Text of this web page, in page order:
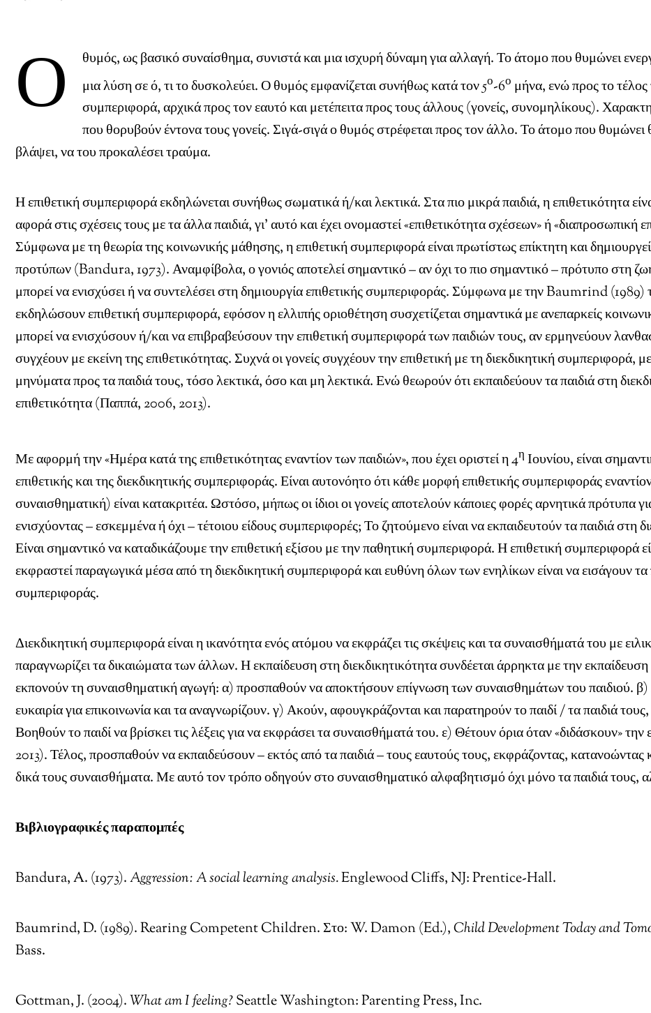
Ο
θυμός, ως βασικό συναίσθημα, συνιστά και μια ισχυρή δύναμη για αλλαγή. Το άτομο που θυμώνει
μια λύση σε ό, τι το δυσκολεύει. Ο θυμός εμφανίζεται συνήθως κατά τον 5ο-6ο μήνα, ενώ προς το τέλος
συμπεριφορά, αρχικά προς τον εαυτό και μετέπειτα προς τους άλλους (γονείς, συνομηλίκους).
που θορυβούν έντονα τους γονείς. Σιγά-σιγά ο θυμός στρέφεται προς τον άλλο. Το άτομο που θυμώνει
βλάψει, να του προκαλέσει τραύμα.
Η επιθετική συμπεριφορά εκδηλώνεται συνήθως σωματικά ή/και λεκτικά. Στα πιο μικρά παιδιά, η επιθετικότητα
αφορά στις σχέσεις τους με τα άλλα παιδιά, γι’ αυτό και έχει ονομαστεί «επιθετικότητα σχέσεων» ή
Σύμφωνα με τη θεωρία της κοινωνικής μάθησης, η επιθετική συμπεριφορά είναι πρωτίστως επίκτητη και
προτύπων (Bandura, 1973). Αναμφίβολα, ο γονιός αποτελεί σημαντικό – αν όχι το πιο σημαντικό – πρότυπο στη
μπορεί να ενισχύσει ή να συντελέσει στη δημιουργία επιθετικής συμπεριφοράς. Σύμφωνα με την Baumrind (1989)
εκδηλώσουν επιθετική συμπεριφορά, εφόσον η ελλιπής οριοθέτηση συσχετίζεται σημαντικά με ανεπαρκείς
μπορεί να ενισχύσουν ή/και να επιβραβεύσουν την επιθετική συμπεριφορά των παιδιών τους, αν ερμηνεύουν
συγχέουν με εκείνη της επιθετικότητας. Συχνά οι γονείς συγχέουν την επιθετική με τη διεκδικητική
μηνύματα προς τα παιδιά τους, τόσο λεκτικά, όσο και μη λεκτικά. Ενώ θεωρούν ότι εκπαιδεύουν τα παιδιά στη
επιθετικότητα (Παππά, 2006, 2013).
Με αφορμή την «Ημέρα κατά της επιθετικότητας εναντίον των παιδιών», που έχει οριστεί η 4η Ιουνίου, είναι
επιθετικής και της διεκδικητικής συμπεριφοράς. Είναι αυτονόητο ότι κάθε μορφή επιθετικής συμπεριφοράς
συναισθηματική) είναι κατακριτέα. Ωστόσο, μήπως οι ίδιοι οι γονείς αποτελούν κάποιες φορές αρνητικά πρότυπα
ενισχύοντας – εσκεμμένα ή όχι – τέτοιου είδους συμπεριφορές; Το ζητούμενο είναι να εκπαιδευτούν τα παιδιά στη
Είναι σημαντικό να καταδικάζουμε την επιθετική εξίσου με την παθητική συμπεριφορά. Η επιθετική
εκφραστεί παραγωγικά μέσα από τη διεκδικητική συμπεριφορά και ευθύνη όλων των ενηλίκων είναι να εισάγουν τα
συμπεριφοράς.
Διεκδικητική συμπεριφορά είναι η ικανότητα ενός ατόμου να εκφράζει τις σκέψεις και τα συναισθήματά του με
παραγνωρίζει τα δικαιώματα των άλλων. Η εκπαίδευση στη διεκδικητικότητα συνδέεται άρρηκτα με την
εκπονούν τη συναισθηματική αγωγή: α) προσπαθούν να αποκτήσουν επίγνωση των συναισθημάτων του παιδιού.
ευκαιρία για επικοινωνία και τα αναγνωρίζουν. γ) Ακούν, αφουγκράζονται και παρατηρούν το παιδί / τα παιδιά
Βοηθούν το παιδί να βρίσκει τις λέξεις για να εκφράσει τα συναισθήματά του. ε) Θέτουν όρια όταν
2013). Τέλος, προσπαθούν να εκπαιδεύσουν – εκτός από τα παιδιά – τους εαυτούς τους, εκφράζοντας, κατανοώντας
δικά τους συναισθήματα. Με αυτό τον τρόπο οδηγούν στο συναισθηματικό αλφαβητισμό όχι μόνο τα παιδιά τους,
Βιβλιογραφικέςπαραπομπές
Bandura, A. (1973).Aggression: A social learning analysis.Englewood Cliffs, NJ: Prentice-Hall.
Baumrind, D. (1989). Rearing Competent Children. Στο: W. Damon (Ed.),Child Development Today and
Bass.
Gottman, J. (2004).What am I feeling?Seattle Washington: Parenting Press, Inc.